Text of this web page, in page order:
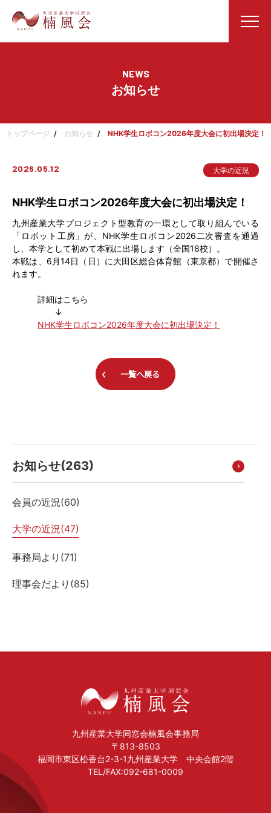
NEWS
お知らせ
トップページ お知らせ NHK学生ロボコン2026年度大会に初出場決定！
お知らせ(263)
会員の近況(60)
大学の近況(47)
事務局より(71)
理事会だより(85)
2026.05.12 大学の近況
NHK学生ロボコン2026年度大会に初出場決定！
九州産業大学プロジェクト型教育の一環として取り組んでいる
「ロボット工房」が、NHK学生ロボコン2026二次審査を通過
し、本学として初めて本戦に出場します（全国18校）。
本戦は、6月14日（日）に大田区総合体育館（東京都）で開催さ
れます。
詳細はこちら
↓
NHK学生ロボコン2026年度大会に初出場決定！
一覧へ戻る
九州産業大学同窓会楠風会事務局
〒813-8503
福岡市東区松香台2-3-1九州産業大学 中央会館2階
TEL/FAX:092-681-0009